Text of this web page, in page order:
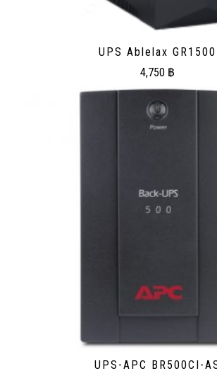
UPS Ablelax GR1500
4,750 ฿
UPS-APC BR500CI-